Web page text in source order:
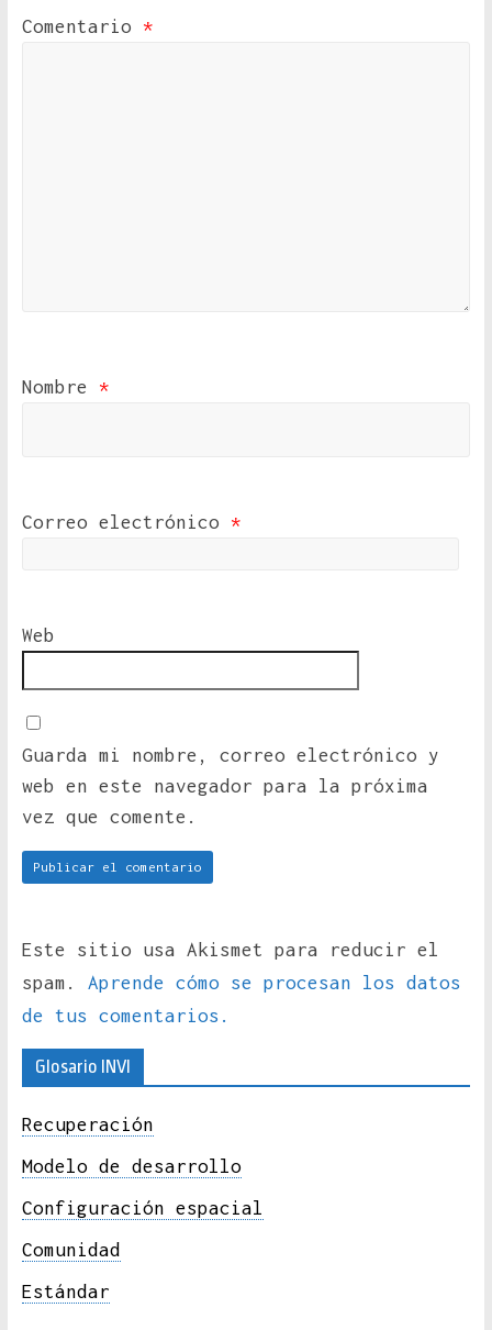
Comentario *
Nombre *
Correo electrónico *
Web
Guarda mi nombre, correo electrónico y
web en este navegador para la próxima
vez que comente.
Este sitio usa Akismet para reducir el
spam. Aprende cómo se procesan los datos
de tus comentarios.
Glosario INVI
Recuperación
Modelo de desarrollo
Configuración espacial
Comunidad
Estándar